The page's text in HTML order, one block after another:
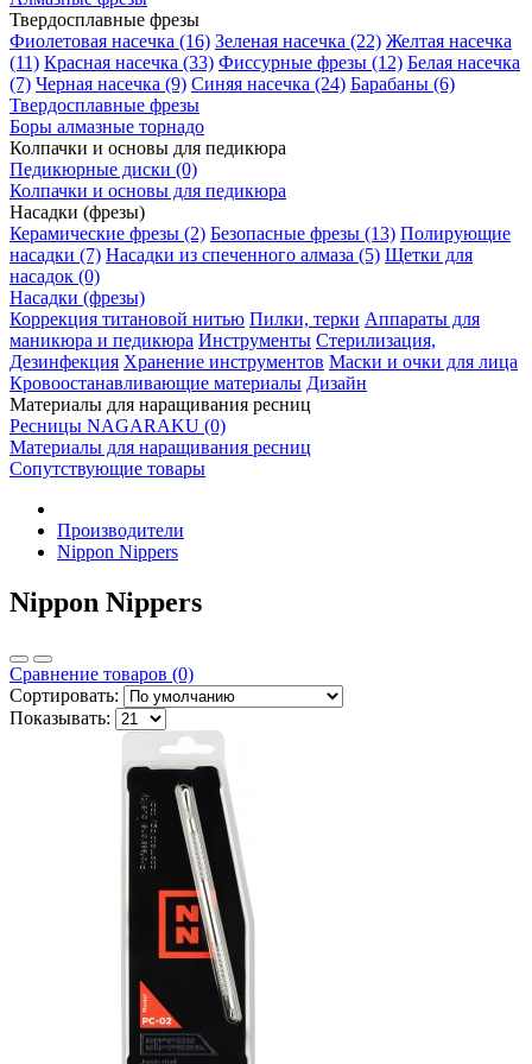
Твердосплавные фрезы
Фиолетовая насечка (16) Зеленая насечка (22) Желтая насечка
(11) Красная насечка (33) Фиссурные фрезы (12) Белая насечка
(7) Черная насечка (9) Синяя насечка (24) Барабаны (6)
Твердосплавные фрезы
Боры алмазные торнадо
Колпачки и основы для педикюра
Педикюрные диски (0)
Колпачки и основы для педикюра
Насадки (фрезы)
Керамические фрезы (2) Безопасные фрезы (13) Полирующие
насадки (7) Насадки из спеченного алмаза (5) Щетки для
насадок (0)
Насадки (фрезы)
Коррекция титановой нитью Пилки, терки Аппараты для
маникюра и педикюра Инструменты Стерилизация,
Дезинфекция Хранение инструментов Маски и очки для лица
Кровоостанавливающие материалы Дизайн
Материалы для наращивания ресниц
Ресницы NAGARAKU (0)
Материалы для наращивания ресниц
Сопутствующие товары
Производители
Nippon Nippers
Nippon Nippers
Сравнение товаров (0)
Сортировать:
Показывать: